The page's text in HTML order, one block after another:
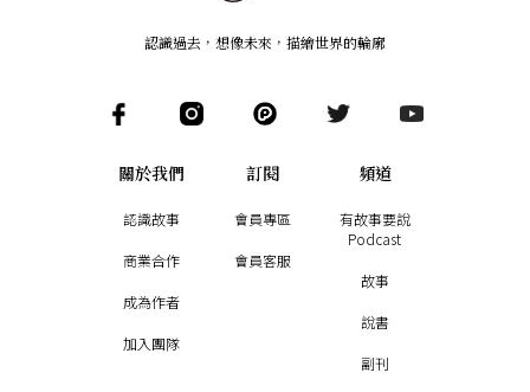
認識過去，想像未來 ， 描繪世界的輪廓
關於我們
認識故事
商業合作
成為作者
加入團隊
訂閱
會員專區
會員客服
頻道
有故事要說
Podcast
故事
說書
副刊